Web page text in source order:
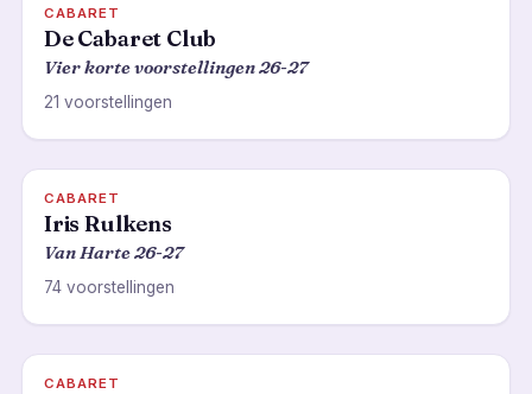
CABARET
De Cabaret Club
Vier korte voorstellingen 26-27
21 voorstellingen
CABARET
Iris Rulkens
Van Harte 26-27
74 voorstellingen
CABARET